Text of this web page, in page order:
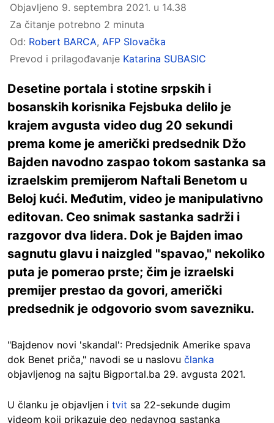
Objavljeno 9. septembra 2021. u 14.38
Za čitanje potrebno 2 minuta
Od: Robert BARCA, AFP Slovačka
Prevod i prilagođavanje Katarina SUBASIC
Desetine portala i stotine srpskih i
bosanskih korisnika Fejsbuka delilo je
krajem avgusta video dug 20 sekundi
prema kome je američki predsednik Džo
Bajden navodno zaspao tokom sastanka sa
izraelskim premijerom Naftali Benetom u
Beloj kući. Međutim, video je manipulativno
editovan. Ceo snimak sastanka sadrži i
razgovor dva lidera. Dok je Bajden imao
sagnutu glavu i naizgled "spavao," nekoliko
puta je pomerao prste; čim je izraelski
premijer prestao da govori, američki
predsednik je odgovorio svom savezniku.
"Bajdenov novi 'skandal': Predsjednik Amerike spava
dok Benet priča," navodi se u naslovu članka
objavljenog na sajtu Bigportal.ba 29. avgusta 2021.
U članku je objavljen i tvit sa 22-sekunde dugim
videom koji prikazuje deo nedavnog sastanka